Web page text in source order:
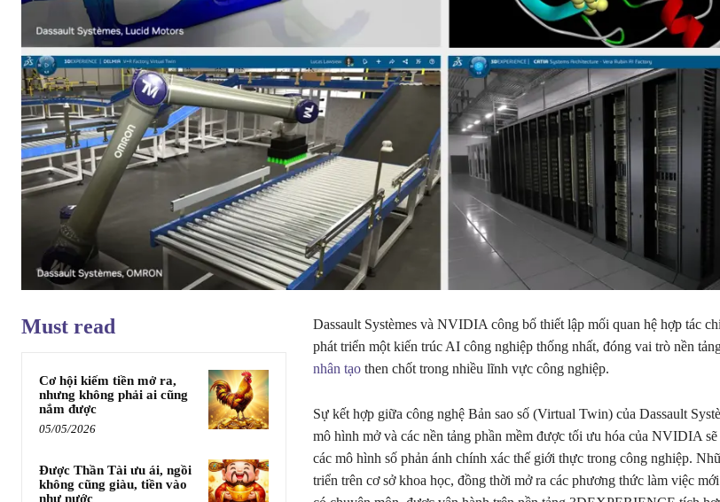
Must read
Cơ hội kiếm tiền mở ra,
nhưng không phải ai cũng
nắm được
05/05/2026
Được Thần Tài ưu ái, ngồi
không cũng giàu, tiền vào
như nước
Dassault Systèmes và NVIDIA công bố thiết lập mối quan hệ hợp tác
phát triển một kiến trúc AI công nghiệp thống nhất, đóng vai trò nền
nhân tạothen chốt trong nhiều lĩnh vực công nghiệp.
Sự kết hợp giữa công nghệ Bản sao số (Virtual Twin) của Dassault
mô hình mở và các nền tảng phần mềm được tối ưu hóa của NVIDIA
các mô hình số phản ánh chính xác thế giới thực trong công nghiệp.
triển trên cơ sở khoa học, đồng thời mở ra các phương thức làm việc